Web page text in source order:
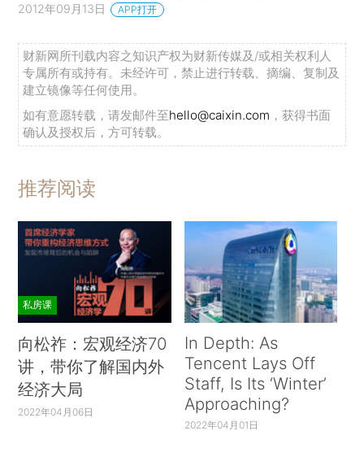
2012年09月13日 APP打开
财新网所刊载内容之知识产权为财新传媒及/或相关权利人
专属所有或持有。未经许可，禁止进行转载、摘编、复制及
建立镜像等任何使用。
如有意愿转载，请发邮件至hello@caixin.com ，获得书面
确认及授权后，方可转载。
推荐阅读
私房课
向松祚：宏观经济70
讲，带你了解国内外
经济大局
2022年04月06日
In Depth: As
Tencent Lays Off
Staff, Is Its ‘Winter’
Approaching?
2022年04月01日